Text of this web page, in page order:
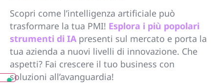
Scopri come l’intelligenza artificiale può
trasformare la tua PMI! Esplora i più popolari
strumenti di IApresenti sul mercato e porta la
tua azienda a nuovi livelli di innovazione. Che
aspetti? Fai crescere il tuo business con
soluzioni all’avanguardia!